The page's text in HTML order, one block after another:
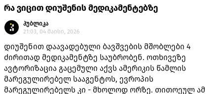
რა ვიცით დიუშენის მედიკამენტებზე
პუბლიკა
21:03, 04 მაისი, 2026
დიუშენით დაავადებული ბავშვების მშობლები 4
ძირითად მედიკამენტზე საუბრობენ. ოთხივეზე
ავტორიზაცია გაცემული აქვს ამერიკის წამლის
მარეგულირებელ სააგენტოს, ევროპის
მარეგულირებელს კი - მხოლოდ ორზე. თითოეულ ამ